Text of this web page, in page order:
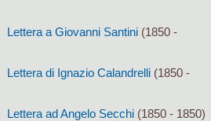
Lettera a Giovanni Santini (1850 -
Lettera di Ignazio Calandrelli (1850 -
Lettera ad Angelo Secchi (1850 - 1850)